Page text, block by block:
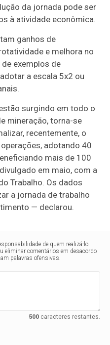
da jornada pode ser
à atividade econômica.
ganhos de
e melhora no
exemplos de
a escala 5x2 ou
surgindo em todo o
mineração, torna-se
recentemente, o
adotando 40
mais de 100
em maio, com a
Trabalho. Os dados
a jornada de trabalho
— declarou.
de quem realizá-lo.
eliminar comentários em desacordo
palavras ofensivas.
500caracteres restantes.